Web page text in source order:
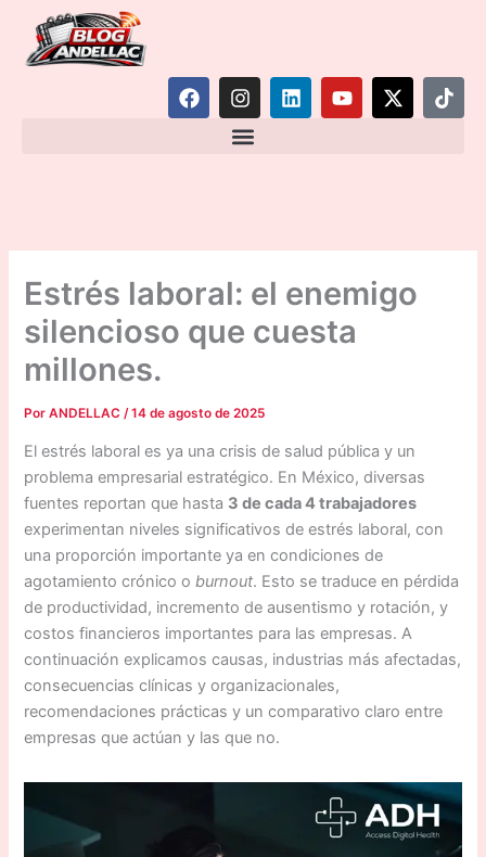
contenido
F
a
I
n
s
t
m
L
i
Y
o
X
-
r
T
i
Estrés laboral: el enemigo
silencioso que cuesta
millones.
PorANDELLAC /14 de agosto de 2025
El estrés laboral es ya una crisis de salud pública y un
problema empresarial estratégico. En México, diversas
fuentes reportan que hasta 3 de cada 4 trabajadores
experimentan niveles significativos de estrés laboral, con
una proporción importante ya en condiciones de
agotamiento crónico oburnout. Esto se traduce en pérdida
de productividad, incremento de ausentismo y rotación, y
costos financieros importantes para las empresas. A
continuación explicamos causas, industrias más afectadas,
consecuencias clínicas y organizacionales,
recomendaciones prácticas y un comparativo claro entre
empresas que actúan y las que no.